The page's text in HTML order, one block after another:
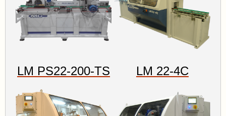
LM PS22-200-TS LM 22-4C